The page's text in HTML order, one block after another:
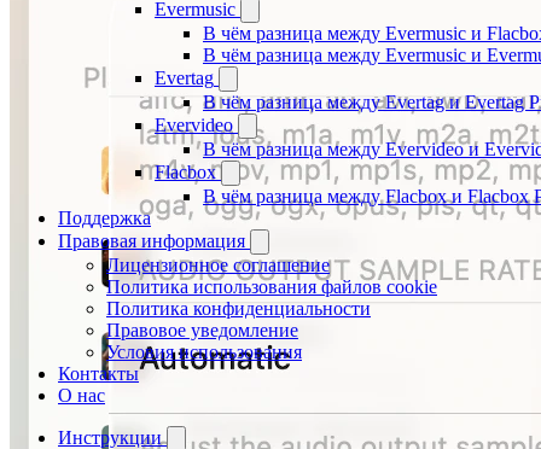
Evermusic
В чём разница между Evermusic и
В чём разница между Evermusic и
Evertag
В чём разница между Evertag и Evertag
Evervideo
В чём разница между Evervideo и
Flacbox
В чём разница между Flacbox и Flacbox
Поддержка
Правовая информация
Лицензионное соглашение
Политика использования файлов cookie
Политика конфиденциальности
Правовое уведомление
Условия использования
Контакты
О нас
Инструкции